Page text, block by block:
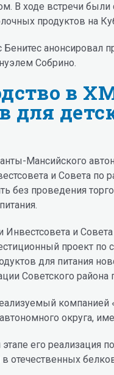
В ходе встречи
продуктов на
Бенитес
Собрино.
в
для
Мансийского
и Совета
без проведения
и
проект по
для питания
Советского района
округа,
этапе его
в отечественных